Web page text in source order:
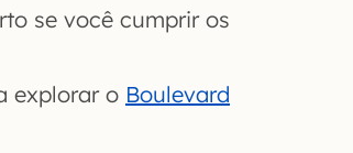
se você cumprir os
explorar o Boulevard